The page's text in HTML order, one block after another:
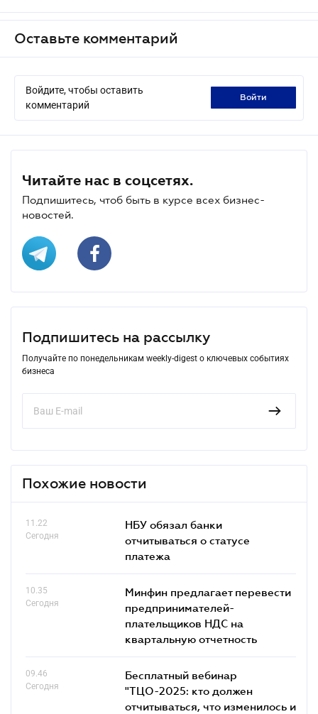
Оставьте комментарий
Войдите, чтобы оставить
комментарий
войти
Читайте нас в соцсетях.
Подпишитесь, чтоб быть в курсе всех бизнес-
новостей.
Подпишитесь на рассылку
Получайте по понедельникам weekly-digest о ключевых событиях
бизнеса
Похожие новости
11.22
Сегодня
НБУ обязал банки
отчитываться о статусе
платежа
10.35
Сегодня
Минфин предлагает перевести
предпринимателей-
плательщиков НДС на
квартальную отчетность
09.46
Сегодня
Бесплатный вебинар
"ТЦО-2025: кто должен
отчитываться, что изменилось и